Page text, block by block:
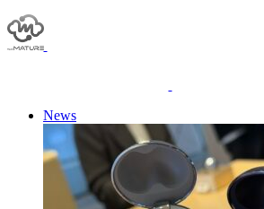
News